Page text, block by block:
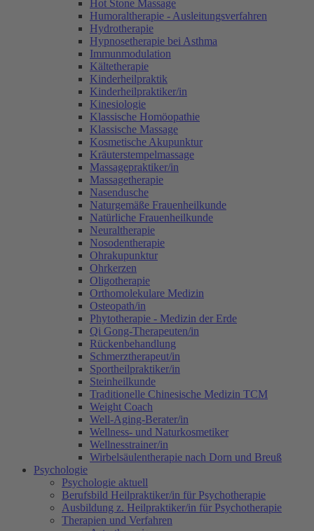
Hot Stone Massage
Humoraltherapie - Ausleitungsverfahren
Hydrotherapie
Hypnosetherapie bei Asthma
Immunmodulation
Kältetherapie
Kinderheilpraktik
Kinderheilpraktiker/in
Kinesiologie
Klassische Homöopathie
Klassische Massage
Kosmetische Akupunktur
Kräuterstempelmassage
Massagepraktiker/in
Massagetherapie
Nasendusche
Naturgemäße Frauenheilkunde
Natürliche Frauenheilkunde
Neuraltherapie
Nosodentherapie
Ohrakupunktur
Ohrkerzen
Oligotherapie
Orthomolekulare Medizin
Osteopath/in
Phytotherapie - Medizin der Erde
Qi Gong-Therapeuten/in
Rückenbehandlung
Schmerztherapeut/in
Sportheilpraktiker/in
Steinheilkunde
Traditionelle Chinesische Medizin TCM
Weight Coach
Well-Aging-Berater/in
Wellness- und Naturkosmetiker
Wellnesstrainer/in
Wirbelsäulentherapie nach Dorn und Breuß
Psychologie
Psychologie aktuell
Berufsbild Heilpraktiker/in für Psychotherapie
Ausbildung z. Heilpraktiker/in für Psychotherapie
Therapien und Verfahren